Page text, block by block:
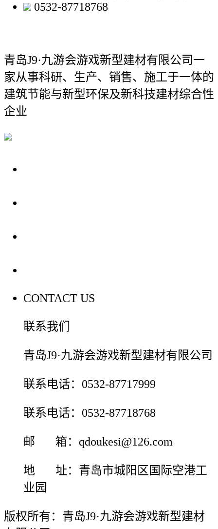
0532-87718768
青岛J9·九游会游戏新型建材有限公司一
家从事科研、生产、销售、施工于一体的
建筑节能与新型环保及新科技建材综合性
企业
CONTACT US
联系我们
青岛J9·九游会游戏新型建材有限公司
联系电话：0532-87717999
联系电话：0532-87718768
邮 箱：qdoukesi@126.com
地 址：青岛市城阳区国际空港工
业园
版权所有：青岛J9·九游会游戏新型建材